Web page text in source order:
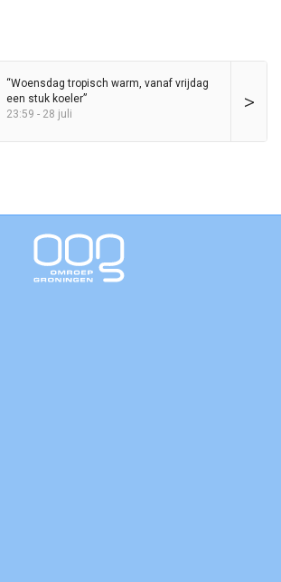
>
“Woensdag tropisch warm, vanaf vrijdag
een stuk koeler”
23:59 - 28 juli